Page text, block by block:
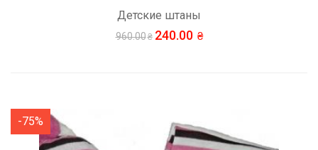
Детские штаны
960.00 240.00
-75%